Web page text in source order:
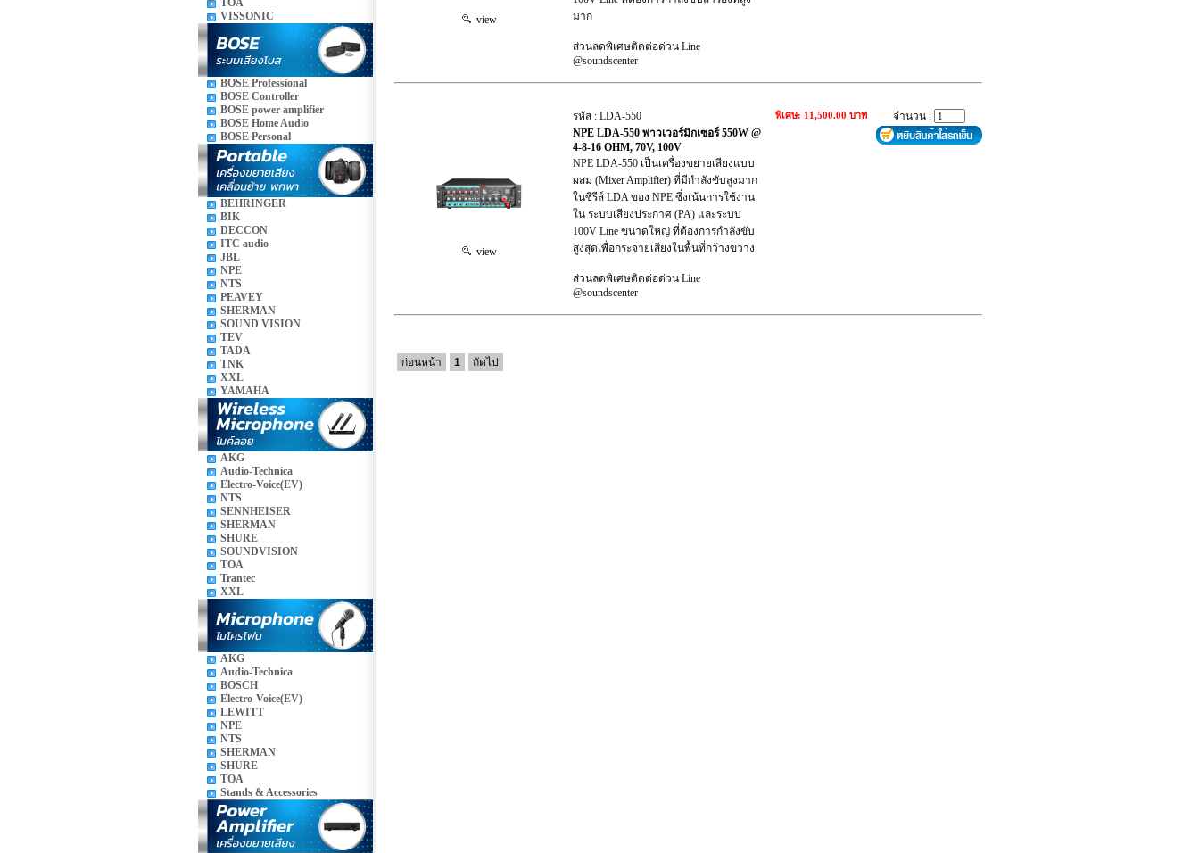
TOA
VISSONIC
BOSE Professional
BOSE Controller
BOSE power amplifier
BOSE Home Audio
BOSE Personal
BEHRINGER
BIK
DECCON
ITC audio
JBL
NPE
NTS
PEAVEY
SHERMAN
SOUND VISION
TEV
TADA
TNK
XXL
YAMAHA
AKG
Audio-Technica
Electro-Voice(EV)
NTS
SENNHEISER
SHERMAN
SHURE
SOUNDVISION
TOA
Trantec
XXL
AKG
Audio-Technica
BOSCH
Electro-Voice(EV)
LEWITT
NPE
NTS
SHERMAN
SHURE
TOA
Stands & Accessories
view
มาก
ส่วนลดพิเศษติดต่อด่วน Line
@soundscenter
view
รหัส : LDA-550
NPE LDA-550 พาวเวอร์มิกเซอร์ 550W @
4-8-16 OHM, 70V, 100V
NPE LDA-550 เป็นเครื่องขยายเสียงแบบ
ผสม (Mixer Amplifier) ที่มีกำลังขับสูงมาก
ในซีรีส์ LDA ของ NPE ซึ่งเน้นการใช้งาน
ใน ระบบเสียงประกาศ (PA) และระบบ
100V Line ขนาดใหญ่ ที่ต้องการกำลังขับ
สูงสุดเพื่อกระจายเสียงในพื้นที่กว้างขวาง
ส่วนลดพิเศษติดต่อด่วน Line
@soundscenter
พิเศษ: 11,500.00 บาท จำนวน :
ก่อนหน้า 1 ถัดไป